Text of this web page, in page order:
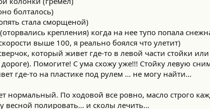
болталось)
стала сморщеной)
крепления) когда на нее тупо попала
выше 100, я реально боялся что улетит)
который живет где-то в левой части стойки
Помогите! С ума схожу уже!!! Стойку левую
где-то на пластике под рулем ... не могу найти...
нормальный. По ходовой все ровно, масло строго
весной полировать... и сколы лечить...